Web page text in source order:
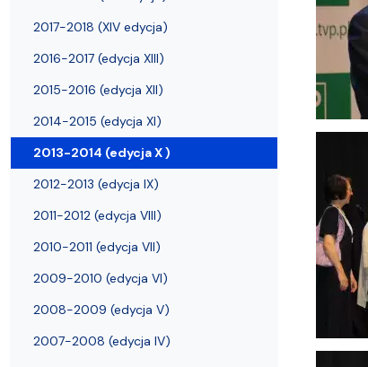
2017-2018 (XIV edycja)
2016-2017 (edycja XIII)
2015-2016 (edycja XII)
2014-2015 (edycja XI)
2013-2014 (edycja X )
2012-2013 (edycja IX)
2011-2012 (edycja VIII)
2010-2011 (edycja VII)
2009-2010 (edycja VI)
2008-2009 (edycja V)
2007-2008 (edycja IV)